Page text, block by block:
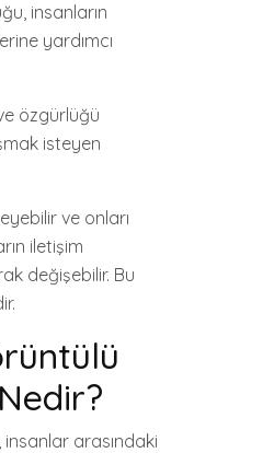
insanların
yardımcı
özgürlüğü
isteyen
ve onları
iletişim
değişebilir. Bu
arasındaki